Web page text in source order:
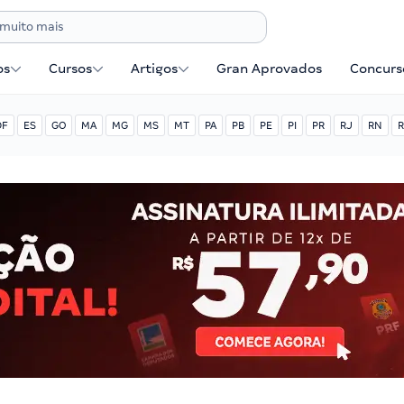
Cursos Artigos Gran Aprovados
ES GO MA MG MS MT PA PB PE PI PR RJ RN